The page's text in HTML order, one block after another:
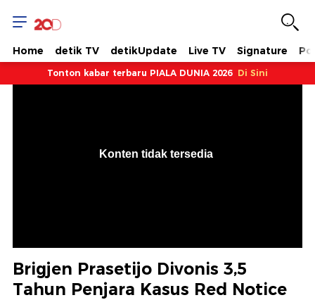
Home detik TV detikUpdate Live TV Signature
Tonton kabar terbaru PIALA DUNIA 2026 Di Sini
Konten tidak tersedia
Brigjen Prasetijo Divonis 3,5
Tahun Penjara Kasus Red Notice